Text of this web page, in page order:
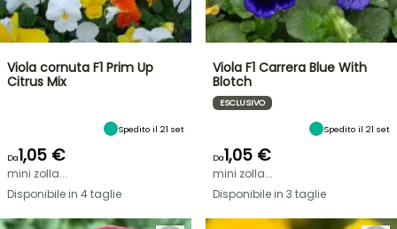
Viola cornuta F1 Prim Up
Citrus Mix
Spedito il 21 set
Da1,05 €
mini zolla...
Disponibile in 4 taglie
Viola F1 Carrera Blue With
Blotch
ESCLUSIVO
Spedito il 21 set
Da1,05 €
mini zolla...
Disponibile in 3 taglie